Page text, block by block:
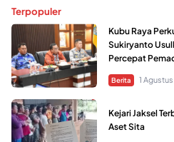
Terpopuler
Kubu Raya
Sukiryanto
Percepat
Berita 1
Kejari Jaksel
Aset Sita